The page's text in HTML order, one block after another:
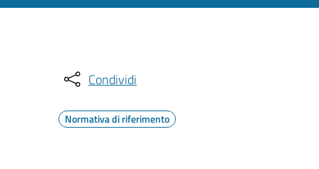
Condividi
Normativa di riferimento